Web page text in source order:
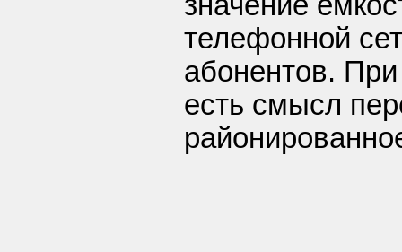
телефонной
абонентов.
есть смысл